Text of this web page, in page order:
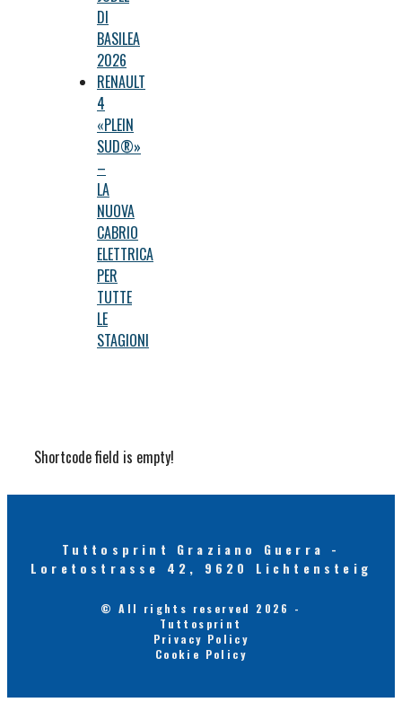
DI
BASILEA
2026
RENAULT
4
«PLEIN
SUD®»
–
LA
NUOVA
CABRIO
ELETTRICA
PER
TUTTE
LE
STAGIONI
Shortcode field is empty!
Tuttosprint Graziano Guerra -
Loretostrasse 42, 9620 Lichtensteig
© All rights reserved 2026 -
Tuttosprint
Privacy Policy
Cookie Policy